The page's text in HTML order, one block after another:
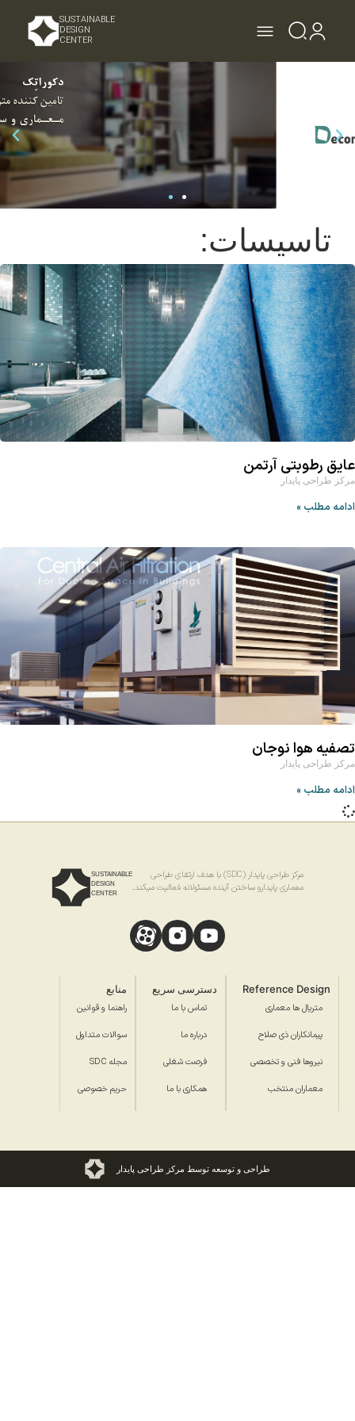
SUSTAINABLE
DESIGN
CENTER
تاسیسات:
عایق رطوبتی آرتمن
مرکز طراحی پایدار
ادامه مطلب »
تصفیه هوا نوجان
مرکز طراحی پایدار
ادامه مطلب »
مرکز طراحی پایدار (SDC) با هدف ارتقای طراحی
معماری پایدارو ساختن آینده مسئولانه فعالیت میکند.
SUSTAINABLE
DESIGN
CENTER
Reference Design
متریال ها معماری
پیمانکاران ذی صلاح
نیروها فنی و تخصصی
معماران منتخب
دسترسی سریع
تماس با ما
درباره ما
فرصت شغلی
همکاری با ما
منابع
راهنما و قوانین
سوالات متداول
مجله SDC
حریم خصوصی
طراحی و توسعه توسط مرکز طراحی پایدار